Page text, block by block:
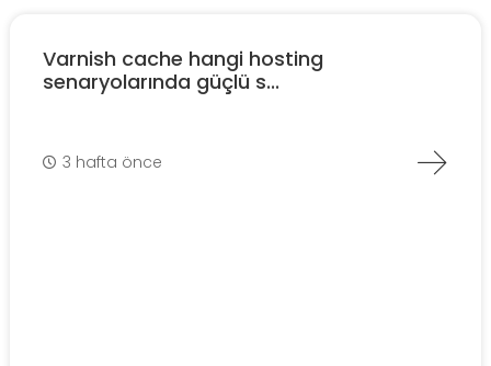
Varnish cache hangi hosting
senaryolarında güçlü s...
3 hafta önce